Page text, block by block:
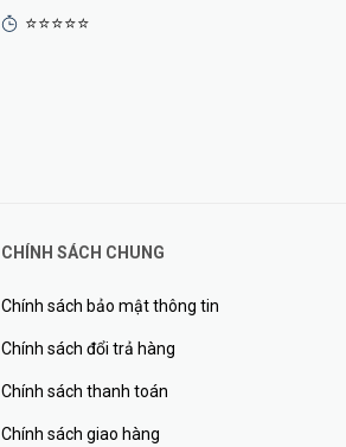
⭐⭐⭐⭐⭐
CHÍNH SÁCH CHUNG
Chính sách bảo mật thông tin
Chính sách đổi trả hàng
Chính sách thanh toán
Chính sách giao hàng